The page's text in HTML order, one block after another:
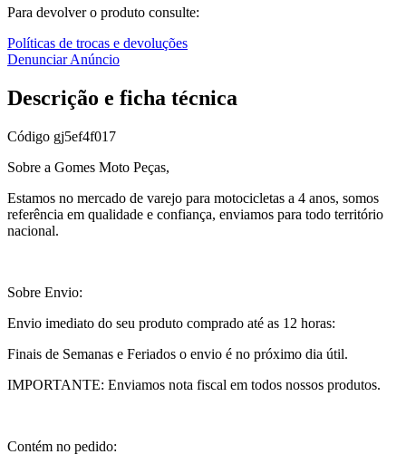
Para devolver o produto consulte:
Políticas de trocas e devoluções
Denunciar Anúncio
Descrição e ficha técnica
Código gj5ef4f017
Sobre a Gomes Moto Peças,
Estamos no mercado de varejo para motocicletas a 4 anos, somos
referência em qualidade e confiança, enviamos para todo território
nacional.
Sobre Envio:
Envio imediato do seu produto comprado até as 12 horas:
Finais de Semanas e Feriados o envio é no próximo dia útil.
IMPORTANTE: Enviamos nota fiscal em todos nossos produtos.
Contém no pedido: